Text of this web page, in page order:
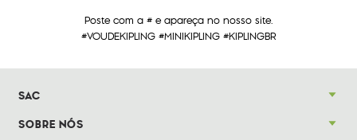
Poste com a # e apareça no nosso site.
#VOUDEKIPLING #MINIKIPLING #KIPLINGBR
SAC
SOBRE NÓS